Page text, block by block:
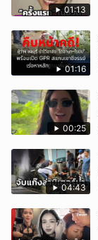
01:13
01:16
00:25
04:43